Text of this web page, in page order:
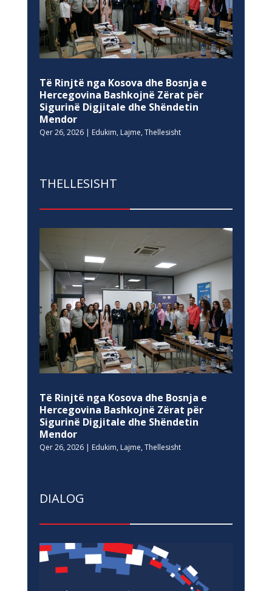
Të Rinjtë nga Kosova dhe Bosnja e
Hercegovina Bashkojnë Zërat për
Sigurinë Digjitale dhe Shëndetin
Mendor
Qer 26, 2026| Edukim, Lajme, Thellesisht
THELLESISHT
Të Rinjtë nga Kosova dhe Bosnja e
Hercegovina Bashkojnë Zërat për
Sigurinë Digjitale dhe Shëndetin
Mendor
Qer 26, 2026| Edukim, Lajme, Thellesisht
DIALOG